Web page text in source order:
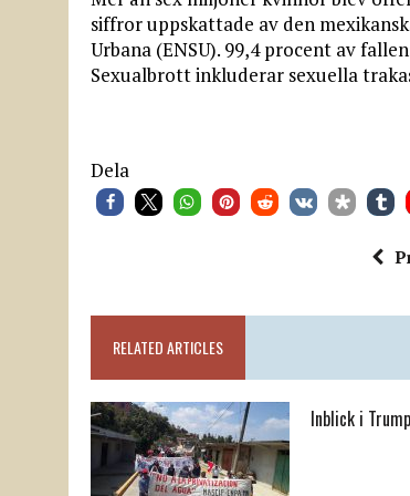
siffror uppskattade av den
Urbana (ENSU). 99,4 procent av
Sexualbrott inkluderar sexuella
Dela
RELATED ARTICLES
Inblick i